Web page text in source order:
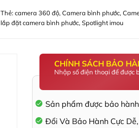
Thẻ:camera 360 độ,Camera bình phước,
lắp đặt camera bình phước,Spotlight imou
CHÍNH SÁCH BẢO
Nhập số điện thoại để được
Sản phẩm được bảo
Đổi Và Bảo Hành Cực